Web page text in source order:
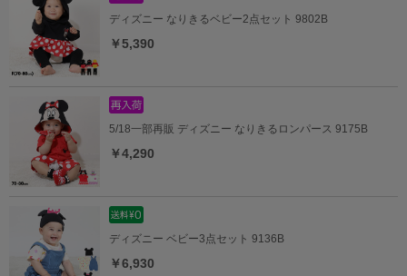
ディズニー なりきるベビー2点セット 9802B
￥5,390
5/18一部再販 ディズニー なりきるロンパース 9175B
￥4,290
ディズニー ベビー3点セット 9136B
￥6,930